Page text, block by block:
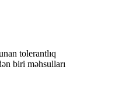
tolerantlıq
biri məhsulları